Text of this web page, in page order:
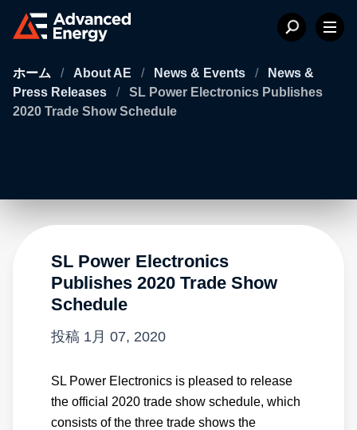
ホーム / About AE / News & Events /
News &
Press Releases
/
SL Power Electronics Publishes
2020 Trade Show Schedule
SL Power Electronics
Publishes 2020 Trade Show
Schedule
投稿 1月 07, 2020
SL Power Electronics is pleased to release
the official 2020 trade show schedule, which
consists of the three trade shows the